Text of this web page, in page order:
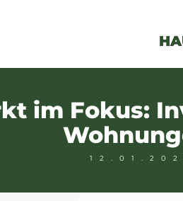
im Fokus: